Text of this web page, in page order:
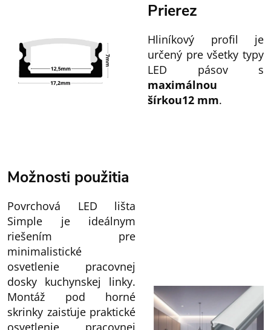
Prierez
Hliníkový profil je
určený pre všetky typy
LED pásov s
maximálnou
šírkou12 mm.
Možnosti použitia
Povrchová LED lišta
Simple je ideálnym
riešením pre
minimalistické
osvetlenie pracovnej
dosky kuchynskej linky.
Montáž pod horné
skrinky zaisťuje praktické
osvetlenie pracovnej